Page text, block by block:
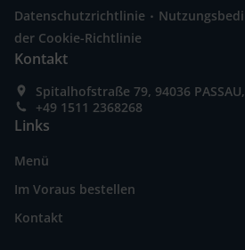
Datenschutzrichtlinie .
der Cookie-Richtlinie
Kontakt
Spitalhofstraße 79, 94036
+49 1511 2368268
Links
Menü
Im Voraus bestellen
Kontakt